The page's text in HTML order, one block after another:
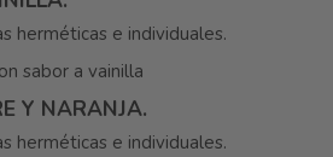
herméticas e individuales.
sabor a vainilla
Y NARANJA.
herméticas e individuales.